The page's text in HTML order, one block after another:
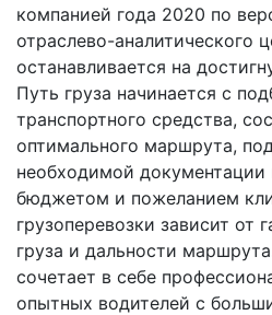
компанией года 2020 по
отраслево-аналитического
останавливается на
Путь груза начинается с
транспортного средства,
оптимального маршрута,
необходимой документации
бюджетом и пожеланием
грузоперевозки зависит от
груза и дальности
сочетает в себе
опытных водителей с